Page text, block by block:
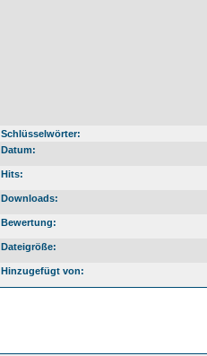
Schlüsselwörter:
Datum:
Hits:
Downloads:
Bewertung:
Dateigröße:
Hinzugefügt von: